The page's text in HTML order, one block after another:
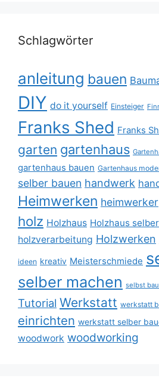
Schlagwörter
anleitung bauen
DIY do it yourself Einsteiger
Franks Shed Franks
garten gartenhaus
gartenhaus bauen Gartenhaus
selber bauen handwerk
Heimwerken heimwerker
holz Holzhaus Holzhaus
holzverarbeitung Holzwerken
ideen kreativ Meisterschmiede
selber machen selbst
Tutorial Werkstatt werkstatt
einrichten werkstatt selber
woodwork woodworking